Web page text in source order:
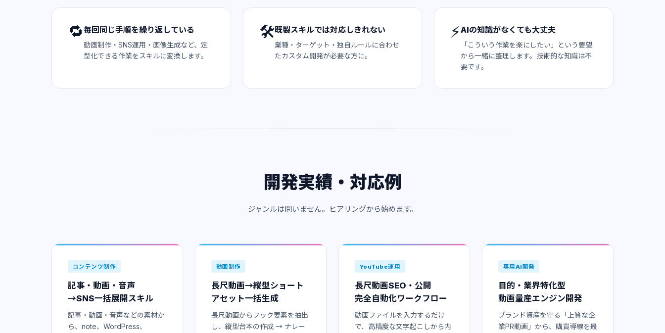
🔁 毎回同じ手順を繰り返している
動画制作・SNS運用・画像生成など、定
型化できる作業をスキルに変換します。
🛠️既製スキルでは対応しきれない
業種・ターゲット・独自ルールに合わせ
たカスタム開発が必要な方に。
⚡AIの知識がなくても大丈夫
「こういう作業を楽にしたい」という要望
から一緒に整理します。技術的な知識は不
要です。
開発実績・対応例
ジャンルは問いません。 ヒアリングから始めます。
コンテンツ制作
記事・動画・音声
→SNS一括展開スキル
記事・動画・音声などの素材か
ら、note、WordPress、
動画制作
長尺動画→縦型ショート
アセット一括生成
長尺動画からフック要素を抽出
し、縦型台本の作成 → ナレー
YouTube運用
長尺動画SEO・公開
完全自動化ワークフロー
動画ファイルを入力するだけ
で、高精度な文字起こしから内
専用AI開発
目的・業界特化型
動画量産エンジン開発
ブランド資産を守る「上質な企
業PR動画」から、購買導線を最